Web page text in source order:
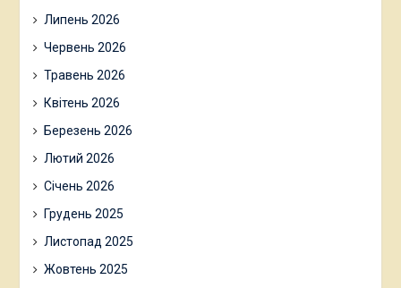
Липень 2026
Червень 2026
Травень 2026
Квітень 2026
Березень 2026
Лютий 2026
Січень 2026
Грудень 2025
Листопад 2025
Жовтень 2025